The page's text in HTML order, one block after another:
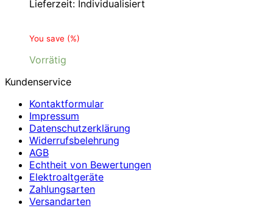
Lieferzeit: Individualisiert
You save (%)
Vorrätig
Kundenservice
Kontaktformular
Impressum
Datenschutzerklärung
Widerrufsbelehrung
AGB
Echtheit von Bewertungen
Elektroaltgeräte
Zahlungsarten
Versandarten